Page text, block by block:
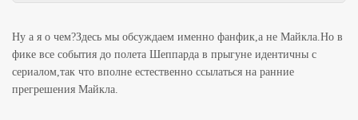
Ну а я о чем?Здесь мы обсуждаем именно фанфик,а не Майкла.Но в
фике все события до полета Шеппарда в прыгуне идентичны с
сериалом,так что вполне естественно ссылаться на ранние
прегрешения Майкла.